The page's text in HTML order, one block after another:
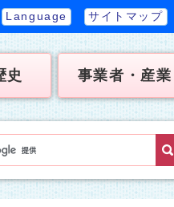
Language サイトマップ
史 事業者・産業